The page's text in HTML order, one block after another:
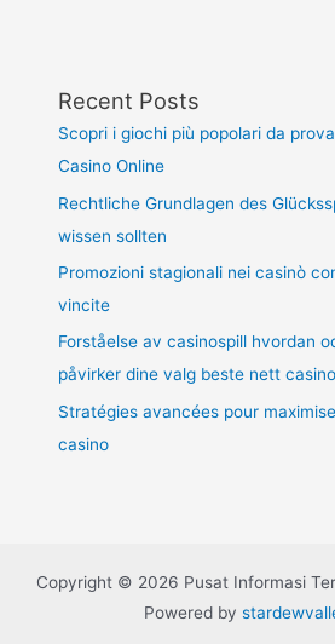
Recent Posts
Scopri i giochi più popolari da
Casino Online
Rechtliche Grundlagen des
wissen sollten
Promozioni stagionali nei casinò
vincite
Forståelse av casinospill hvordan
påvirker dine valg beste nett casino
Stratégies avancées pour
casino
Copyright © 2026 Pusat Informasi
Powered by